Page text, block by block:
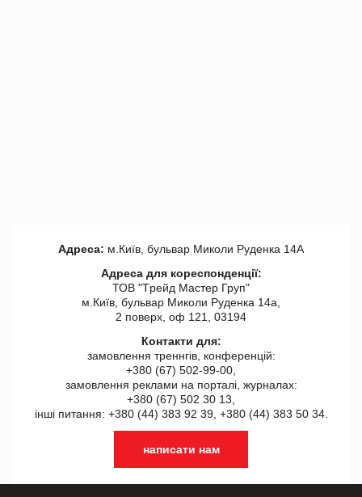
Адреса: м.Київ, бульвар Миколи Руденка 14А
Адреса для кореспонденції:
ТОВ "Tрейд Мастер Груп"
м.Київ, бульвар Миколи Руденка 14а,
2 поверх, оф 121, 03194
Контакти для:
замовлення треннгів, конференцій:
+380 (67) 502-99-00,
замовлення реклами на порталі, журналах:
+380 (67) 502 30 13,
інші питання: +380 (44) 383 92 39, +380 (44) 383 50 34.
написати нам